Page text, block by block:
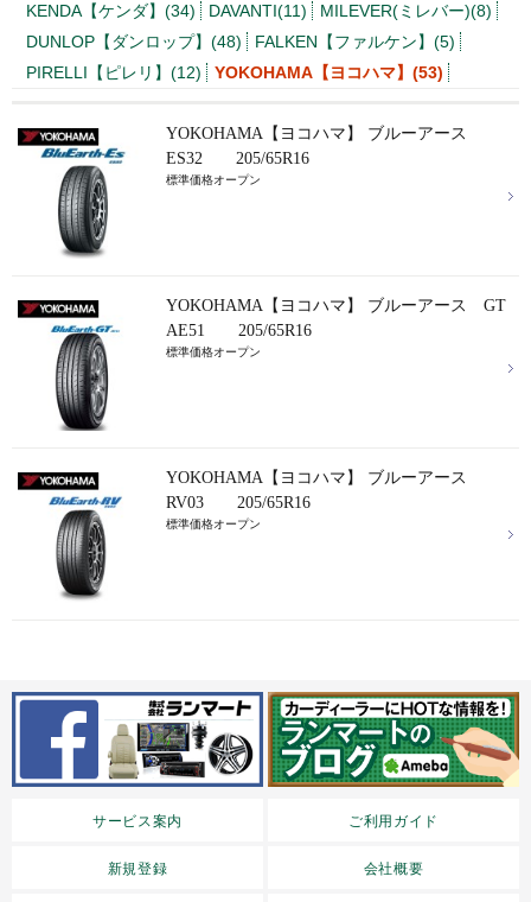
KENDA【ケンダ】(34)
DAVANTI(11)
MILEVER(ミレバー)(8)
DUNLOP【ダンロップ】(48)
FALKEN【ファルケン】(5)
PIRELLI【ピレリ】(12)
YOKOHAMA【ヨコハマ】(53)
YOKOHAMA【ヨコハマ】 ブルーアース
ES32 205/65R16
標準価格オープン
YOKOHAMA【ヨコハマ】 ブルーアース GT
AE51 205/65R16
標準価格オープン
YOKOHAMA【ヨコハマ】 ブルーアース
RV03 205/65R16
標準価格オープン
サービス案内 ご利用ガイド
新規登録 会社概要